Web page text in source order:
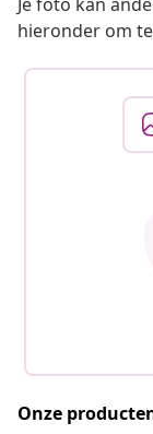
hieronder om
Onze